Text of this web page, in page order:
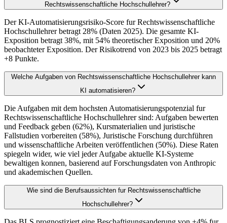
Rechtswissenschaftliche Hochschullehrer?
Der KI-Automatisierungsrisiko-Score fur Rechtswissenschaftliche
Hochschullehrer betragt 28% (Daten 2025). Die gesamte KI-
Exposition betragt 38%, mit 54% theoretischer Exposition und 20%
beobachteter Exposition. Der Risikotrend von 2023 bis 2025 betragt
+8 Punkte.
Welche Aufgaben von Rechtswissenschaftliche Hochschullehrer kann
KI automatisieren?
Die Aufgaben mit dem hochsten Automatisierungspotenzial fur
Rechtswissenschaftliche Hochschullehrer sind: Aufgaben bewerten
und Feedback geben (62%), Kursmaterialien und juristische
Fallstudien vorbereiten (58%), Juristische Forschung durchführen
und wissenschaftliche Arbeiten veröffentlichen (50%). Diese Raten
spiegeln wider, wie viel jeder Aufgabe aktuelle KI-Systeme
bewaltigen konnen, basierend auf Forschungsdaten von Anthropic
und akademischen Quellen.
Wie sind die Berufsaussichten fur Rechtswissenschaftliche
Hochschullehrer?